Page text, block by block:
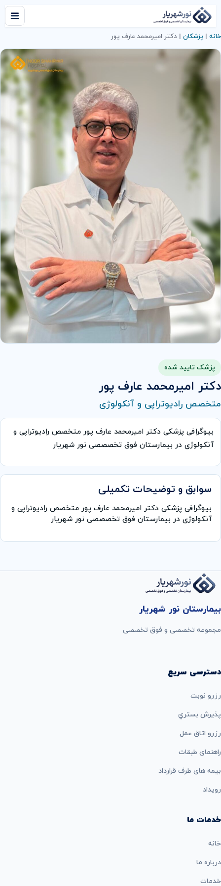
خانه | پزشکان | دكتر اميرمحمد عارف پور
پزشک تایید شده
دكتر اميرمحمد عارف پور
متخصص رادیوتراپی و آنکولوژی
بیوگرافی پزشکی دكتر اميرمحمد عارف پور متخصص رادیوتراپی و
آنکولوژی در بیمارستان فوق تخصصصی نور شهریار
سوابق و توضیحات تکمیلی
بیوگرافی پزشکی دكتر اميرمحمد عارف پور متخصص رادیوتراپی و
آنکولوژی در بیمارستان فوق تخصصصی نور شهریار
بیمارستان نور شهریار
مجموعه تخصصی و فوق تخصصی
دسترسی سریع
رزرو نوبت
پذيرش بستري
رزرو اتاق عمل
راهنمای طبقات
بيمه های طرف قرارداد
رویداد
خدمات ما
خانه
درباره ما
خدمات